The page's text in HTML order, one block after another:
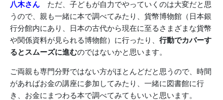
八木さん
ただ、子どもが自力でやっていくのは大変だと思
うので、親も一緒に本で調べてみたり、貨幣博物館（日本銀
行分館内にあり、日本の古代から現在に至るさまざまな貨幣
や関係資料が見られる博物館）に行ったり、 行動でカバーす
るとスムーズに進むのではないかと思います。
ご両親も専門分野ではない方がほとんどだと思うので、時間
があればお金の講座に参加してみたり、一緒に図書館に行
き、お金にまつわる本で調べてみてもいいと思います。